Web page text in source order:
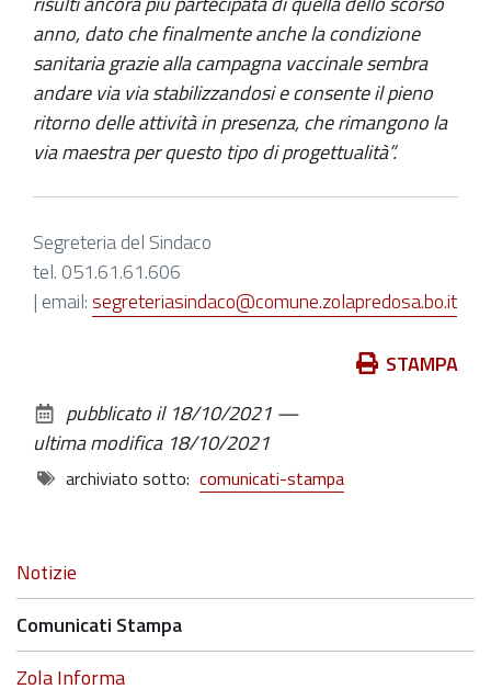
anno, dato che finalmente anche la condizione
sanitaria grazie alla campagna vaccinale sembra
andare via via stabilizzandosi e consente il pieno
ritorno delle attività in presenza, che rimangono la
via maestra per questo tipo di progettualità”.
Segreteria del Sindaco
tel. 051.61.61.606
| email: segreteriasindaco@comune.zolapredosa.bo.it
documento
STAMPA
pubblicato il 18/10/2021 —
ultima modifica 18/10/2021
archiviato sotto: comunicati-stampa
Navigazione
Notizie
Comunicati Stampa
Zola Informa